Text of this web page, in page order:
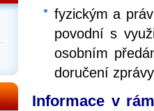
fyzickým a
povodní s
osobním
doručení
Informace v